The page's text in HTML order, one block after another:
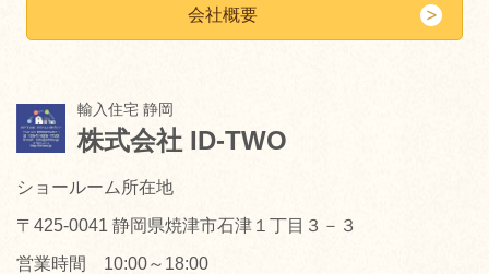
会社概要
輸入住宅 静岡
株式会社 ID-TWO
ショールーム所在地
〒425-0041 静岡県焼津市石津１丁目３－３
営業時間 10:00～18:00